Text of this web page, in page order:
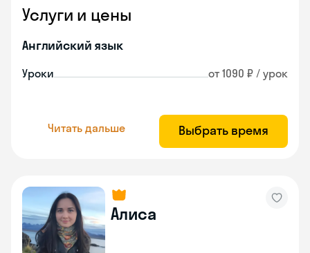
Услуги и цены
Английский язык
Уроки от 1090 ₽ / урок
Читать дальше Выбрать время
Алиса